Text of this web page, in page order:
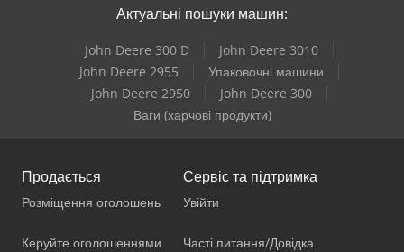
Актуальні пошуки машин:
John Deere 300 D
John Deere 3010
John Deere 2955
Упаковочні машини
John Deere 2950
John Deere 300
Ваги (харчові продукти)
Продається
Розміщення оголошень
Керуйте оголошеннями
Сервіс та підтримка
Увійти
Часті питання/Довідка